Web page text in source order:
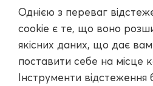
Однією з переваг
cookie є те, що воно
якісних даних, що дає
поставити себе на місце
Інструменти відстеження